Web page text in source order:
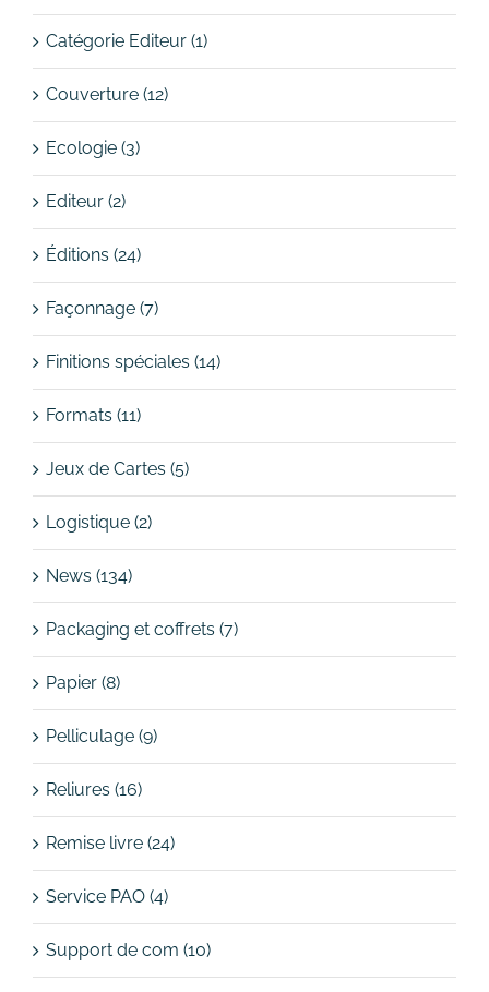
Catégorie Editeur (1)
Couverture (12)
Ecologie (3)
Editeur (2)
Éditions (24)
Façonnage (7)
Finitions spéciales (14)
Formats (11)
Jeux de Cartes (5)
Logistique (2)
News (134)
Packaging et coffrets (7)
Papier (8)
Pelliculage (9)
Reliures (16)
Remise livre (24)
Service PAO (4)
Support de com (10)